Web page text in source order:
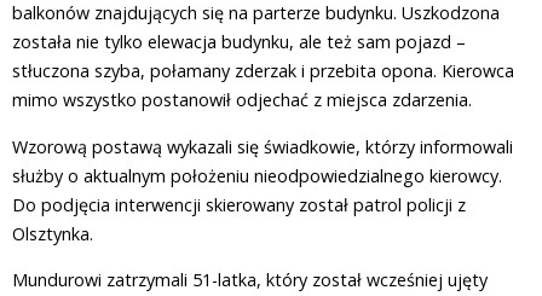
balkonów znajdujących się na parterze budynku. Uszkodzona
została nie tylko elewacja budynku, ale też sam pojazd –
stłuczona szyba, połamany zderzak i przebita opona. Kierowca
mimo wszystko postanowił odjechać z miejsca zdarzenia.
Wzorową postawą wykazali się świadkowie, którzy informowali
służby o aktualnym położeniu nieodpowiedzialnego kierowcy.
Do podjęcia interwencji skierowany został patrol policji z
Olsztynka.
Mundurowi zatrzymali 51-latka, który został wcześniej ujęty